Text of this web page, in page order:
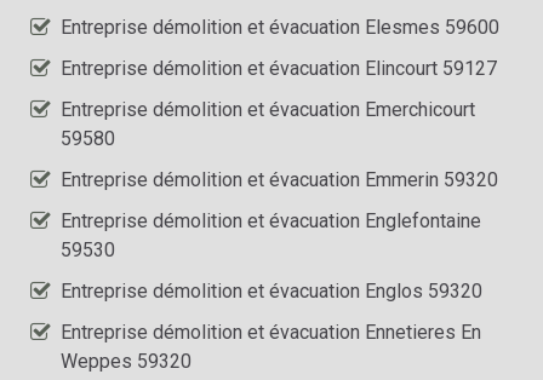
Entreprise démolition et évacuation Elesmes 59600
Entreprise démolition et évacuation Elincourt 59127
Entreprise démolition et évacuation Emerchicourt
59580
Entreprise démolition et évacuation Emmerin 59320
Entreprise démolition et évacuation Englefontaine
59530
Entreprise démolition et évacuation Englos 59320
Entreprise démolition et évacuation Ennetieres En
Weppes 59320